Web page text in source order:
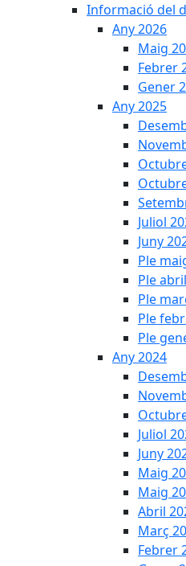
Informació del
Any 2026
Maig
Febrer
Gener
Any 2025
Juliol
Juny
Ple
Ple
Ple
Ple
Ple
Any 2024
Juliol
Juny
Maig
Maig
Abril
Març
Febrer